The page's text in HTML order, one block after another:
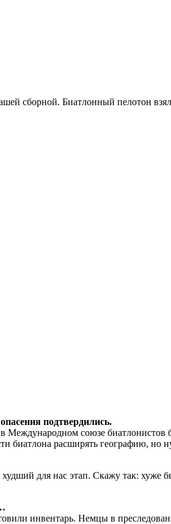
сборной. Биатлонный пелотон взял
подтвердились.
союзе биатлонистов
биатлона расширять географию, но
для нас этап. Скажу так: хуже
инвентарь. Немцы в